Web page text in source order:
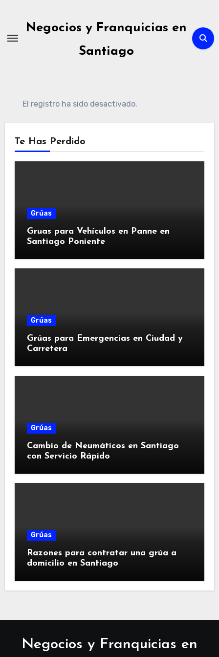
contenidoNegocios y Franquicias en
Santiago
El registro ha sido desactivado.
Te Has Perdido
Grúas
Gruas para Vehículos en Panne en
Santiago Poniente
Grúas
Grúas para Emergencias en Ciudad y
Carretera
Grúas
Cambio de Neumáticos en Santiago
con Servicio Rápido
Grúas
Razones para contratar una grúa a
domicilio en Santiago
Negocios y Franquicias en